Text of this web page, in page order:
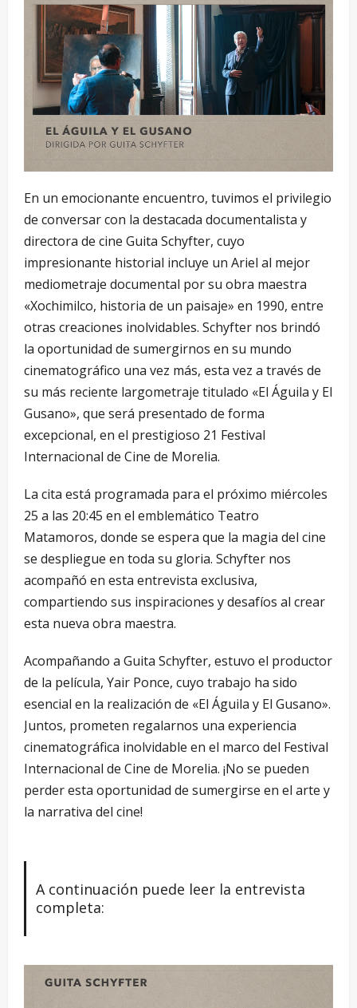
En un emocionante encuentro, tuvimos el privilegio
de conversar con la destacada documentalista y
directora de cine Guita Schyfter, cuyo
impresionante historial incluye un Ariel al mejor
mediometraje documental por su obra maestra
«Xochimilco, historia de un paisaje» en 1990, entre
otras creaciones inolvidables. Schyfter nos brindó
la oportunidad de sumergirnos en su mundo
cinematográfico una vez más, esta vez a través de
su más reciente largometraje titulado «El Águila y El
Gusano», que será presentado de forma
excepcional, en el prestigioso 21 Festival
Internacional de Cine de Morelia.
La cita está programada para el próximo miércoles
25 a las 20:45 en el emblemático Teatro
Matamoros, donde se espera que la magia del cine
se despliegue en toda su gloria. Schyfter nos
acompañó en esta entrevista exclusiva,
compartiendo sus inspiraciones y desafíos al crear
esta nueva obra maestra.
Acompañando a Guita Schyfter, estuvo el productor
de la película, Yair Ponce, cuyo trabajo ha sido
esencial en la realización de «El Águila y El Gusano».
Juntos, prometen regalarnos una experiencia
cinematográfica inolvidable en el marco del Festival
Internacional de Cine de Morelia. ¡No se pueden
perder esta oportunidad de sumergirse en el arte y
la narrativa del cine!
A continuación puede leer la entrevista
completa: